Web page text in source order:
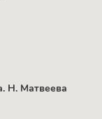
Н. Матвеева